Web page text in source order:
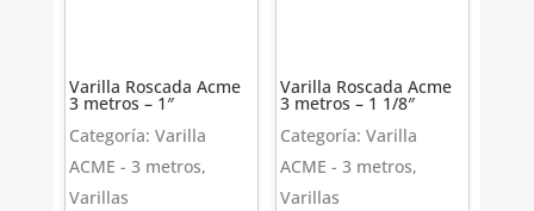
Varilla Roscada Acme
3 metros – 1″
Categoría: Varilla
ACME - 3 metros,
Varillas
Varilla Roscada Acme
3 metros – 1 1/8″
Categoría: Varilla
ACME - 3 metros,
Varillas